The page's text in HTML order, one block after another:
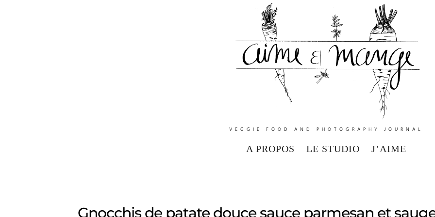
VEGGIE FOOD AND PHOTOGRAPHY JOURNAL
A PROPOS LE STUDIO J’AIME
Gnocchis de patate douce sauce parmesan et